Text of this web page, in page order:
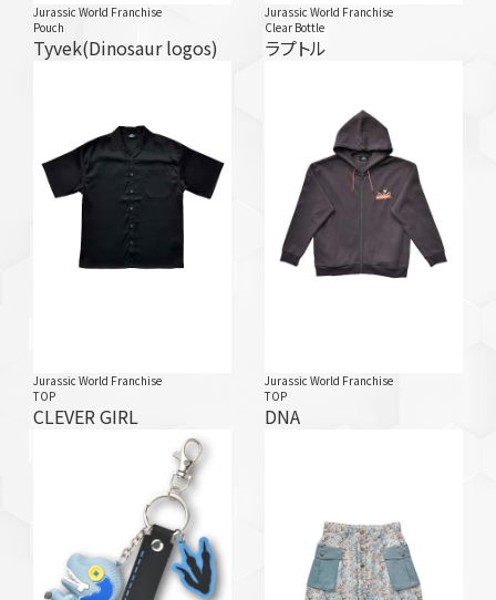
Jurassic World Franchise
Pouch
Tyvek(Dinosaur logos)
Jurassic World Franchise
Clear Bottle
ラプトル
Jurassic World Franchise
TOP
CLEVER GIRL
Jurassic World Franchise
TOP
DNA